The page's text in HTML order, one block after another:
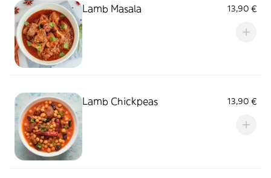
Lamb Masala 13,90 €
Lamb Chickpeas 13,90 €